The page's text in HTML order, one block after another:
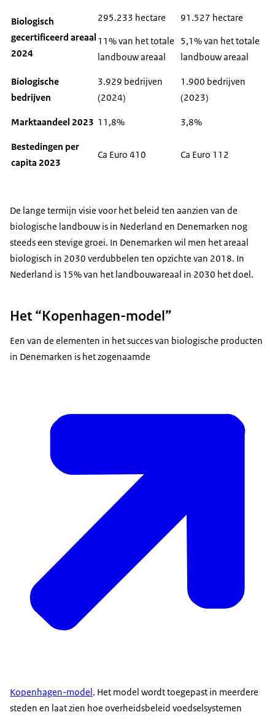
Biologisch
gecertificeerd areaal
2024
295.233 hectare
11% van het totale
landbouw areaal
91.527 hectare
5,1% van het totale
landbouw areaal
Biologische
bedrijven
3.929 bedrijven
(2024)
1.900 bedrijven
(2023)
Marktaandeel 2023 11,8% 3,8%
Bestedingen per
capita 2023
Ca Euro 410 Ca Euro 112
De lange termijn visie voor het beleid ten aanzien van de
biologische landbouw is in Nederland en Denemarken nog
steeds een stevige groei. In Denemarken wil men het areaal
biologisch in 2030 verdubbelen ten opzichte van 2018. In
Nederland is 15% van het landbouwareaal in 2030 het doel.
Het “Kopenhagen-model”
Een van de elementen in het succes van biologische producten
in Denemarken is het zogenaamde
Kopenhagen-model. Het model wordt toegepast in meerdere
steden en laat zien hoe overheidsbeleid voedselsystemen